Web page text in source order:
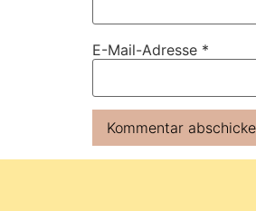
E-Mail-Adresse *